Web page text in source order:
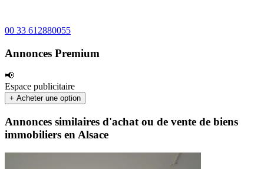
Annonces Premium
📢
Espace publicitaire
+ Acheter une option
00 33 612880055
Annonces similaires d'achat ou de vente de biens
immobiliers en Alsace